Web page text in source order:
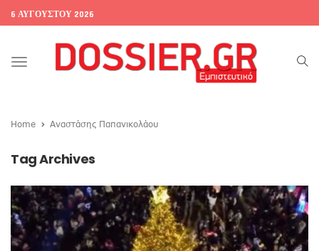
6 ΑΥΓΟΎΣΤΟΥ 2026
Toggle
Home Αναστάσης Παπανικολάου
Tag Archives